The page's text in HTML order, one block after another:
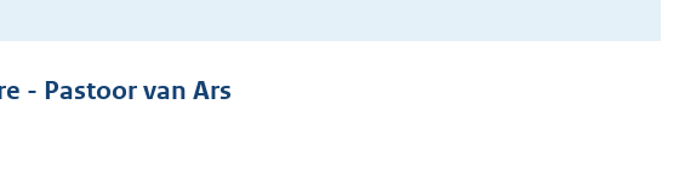
- Pastoor van Ars